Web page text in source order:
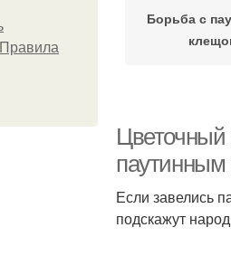
Борьба с
Водка от
Цветочный
Если завелись
подскажут